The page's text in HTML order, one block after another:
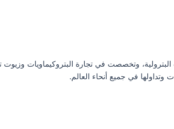
المنتجات البترولية، وتخصصت في تجارة
في جميع أنحاء العالم.